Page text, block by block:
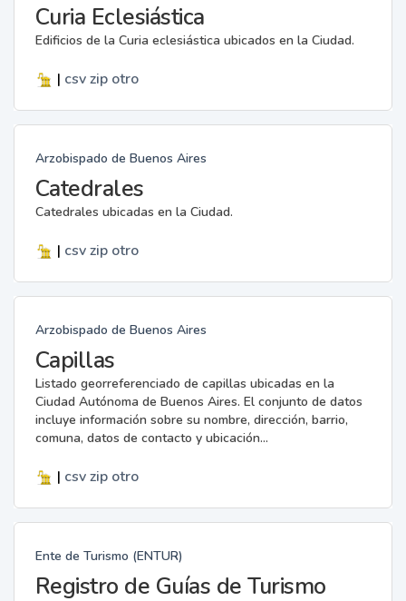
Curia Eclesiástica
Edificios de la Curia eclesiástica ubicados en la Ciudad.
| csv zip otro
Arzobispado de Buenos Aires
Catedrales
Catedrales ubicadas en la Ciudad.
| csv zip otro
Arzobispado de Buenos Aires
Capillas
Listado georreferenciado de capillas ubicadas en la
Ciudad Autónoma de Buenos Aires. El conjunto de datos
incluye información sobre su nombre, dirección, barrio,
comuna, datos de contacto y ubicación...
| csv zip otro
Ente de Turismo (ENTUR)
Registro de Guías de Turismo